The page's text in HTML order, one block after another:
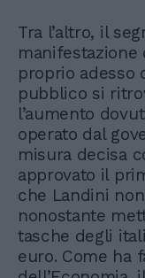
Tra l’altro, il
manifestazione
proprio adesso
pubblico si
l’aumento
operato dal
misura decisa
approvato il
che Landini
nonostante
tasche degli
euro. Come ha